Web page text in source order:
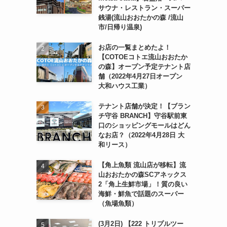
サウナ・レストラン・スーパー
銭湯(流山おおたかの森 /流山
市/日帰り温泉)
お店の一覧まとめたよ！
【COTOEコトエ流山おおたか
の森】オープン予定テナント店
舗（2022年4月27日オープン
大和ハウス工業）
テナント店舗が決定！【ブラン
チ守谷 BRANCH】守谷駅前東
口のショッピングモールはどん
なお店？（2022年4月28日 大
和リース）
【角上魚類 流山店が移転】流
山おおたかの森SCアネックス
2「角上生鮮市場」！質の良い
海鮮・鮮魚で話題のスーパー
（魚場魚類）
(3月2日) 【222 トリプルツー